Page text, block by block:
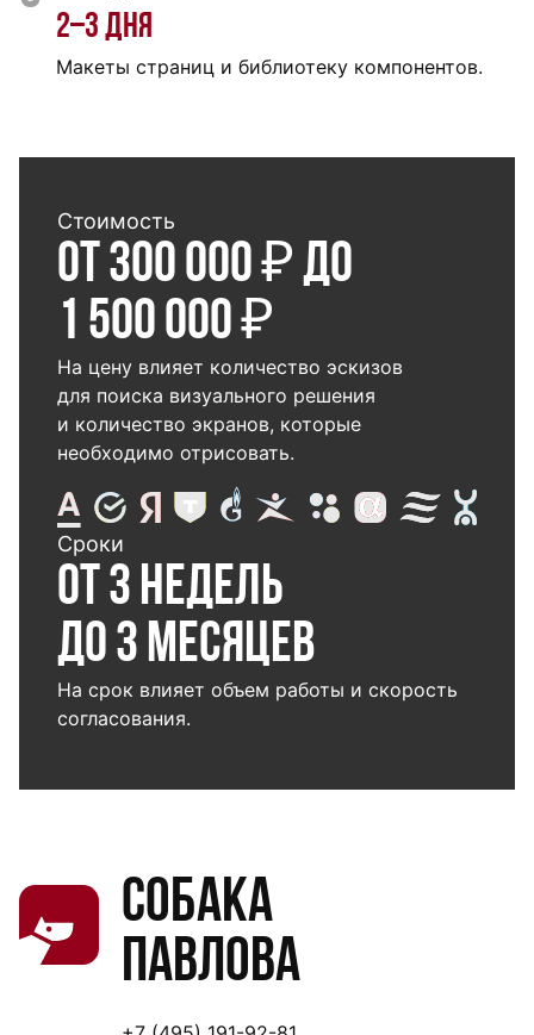
2‒3 дня
Макеты страниц и библиотеку компонентов.
Стоимость
От 300 000 ₽ до
1 500 000 ₽
На цену влияет количество эскизов
для поиска визуального решения
и количество экранов, которые
необходимо отрисовать.
Сроки
От 3 недель
до 3 месяцев
На срок влияет объем работы и скорость
согласования.
Собака
Павлова